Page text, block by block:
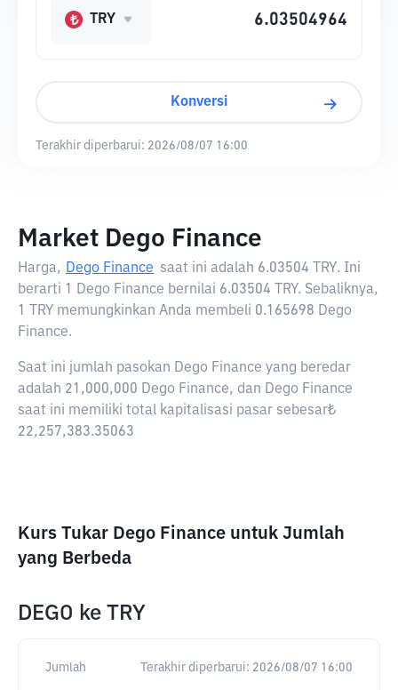
TRY
Konversi
Terakhir diperbarui: 2026/08/07 16:00
Market Dego Finance
Harga, Dego Finance saat ini adalah 6.03504 TRY. Ini
berarti 1 Dego Finance bernilai 6.03504 TRY. Sebaliknya,
1 TRY memungkinkan Anda membeli 0.165698 Dego
Finance.
Saat ini jumlah pasokan Dego Finance yang beredar
adalah 21,000,000 Dego Finance, dan Dego Finance
saat ini memiliki total kapitalisasi pasar sebesar₺
22,257,383.35063
Kurs Tukar Dego Finance untuk Jumlah
yang Berbeda
DEGO ke TRY
Jumlah Terakhir diperbarui: 2026/08/07 16:00